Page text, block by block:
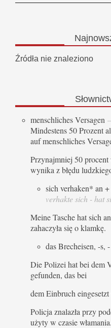
Źródła nie znaleziono
menschliches Versagen –
Mindestens 50 Prozent
auf menschliches
Przynajmniej 50
wynika z błędu
sich verhaken* an +
verhakte sich - hat
Meine Tasche hat sich
zahaczyła się o klamkę.
das Brecheisen, -s, -
Die Polizei hat bei dem
gefunden, das bei
dem Einbruch
Policja znalazła przy
użyty w czasie włamania.